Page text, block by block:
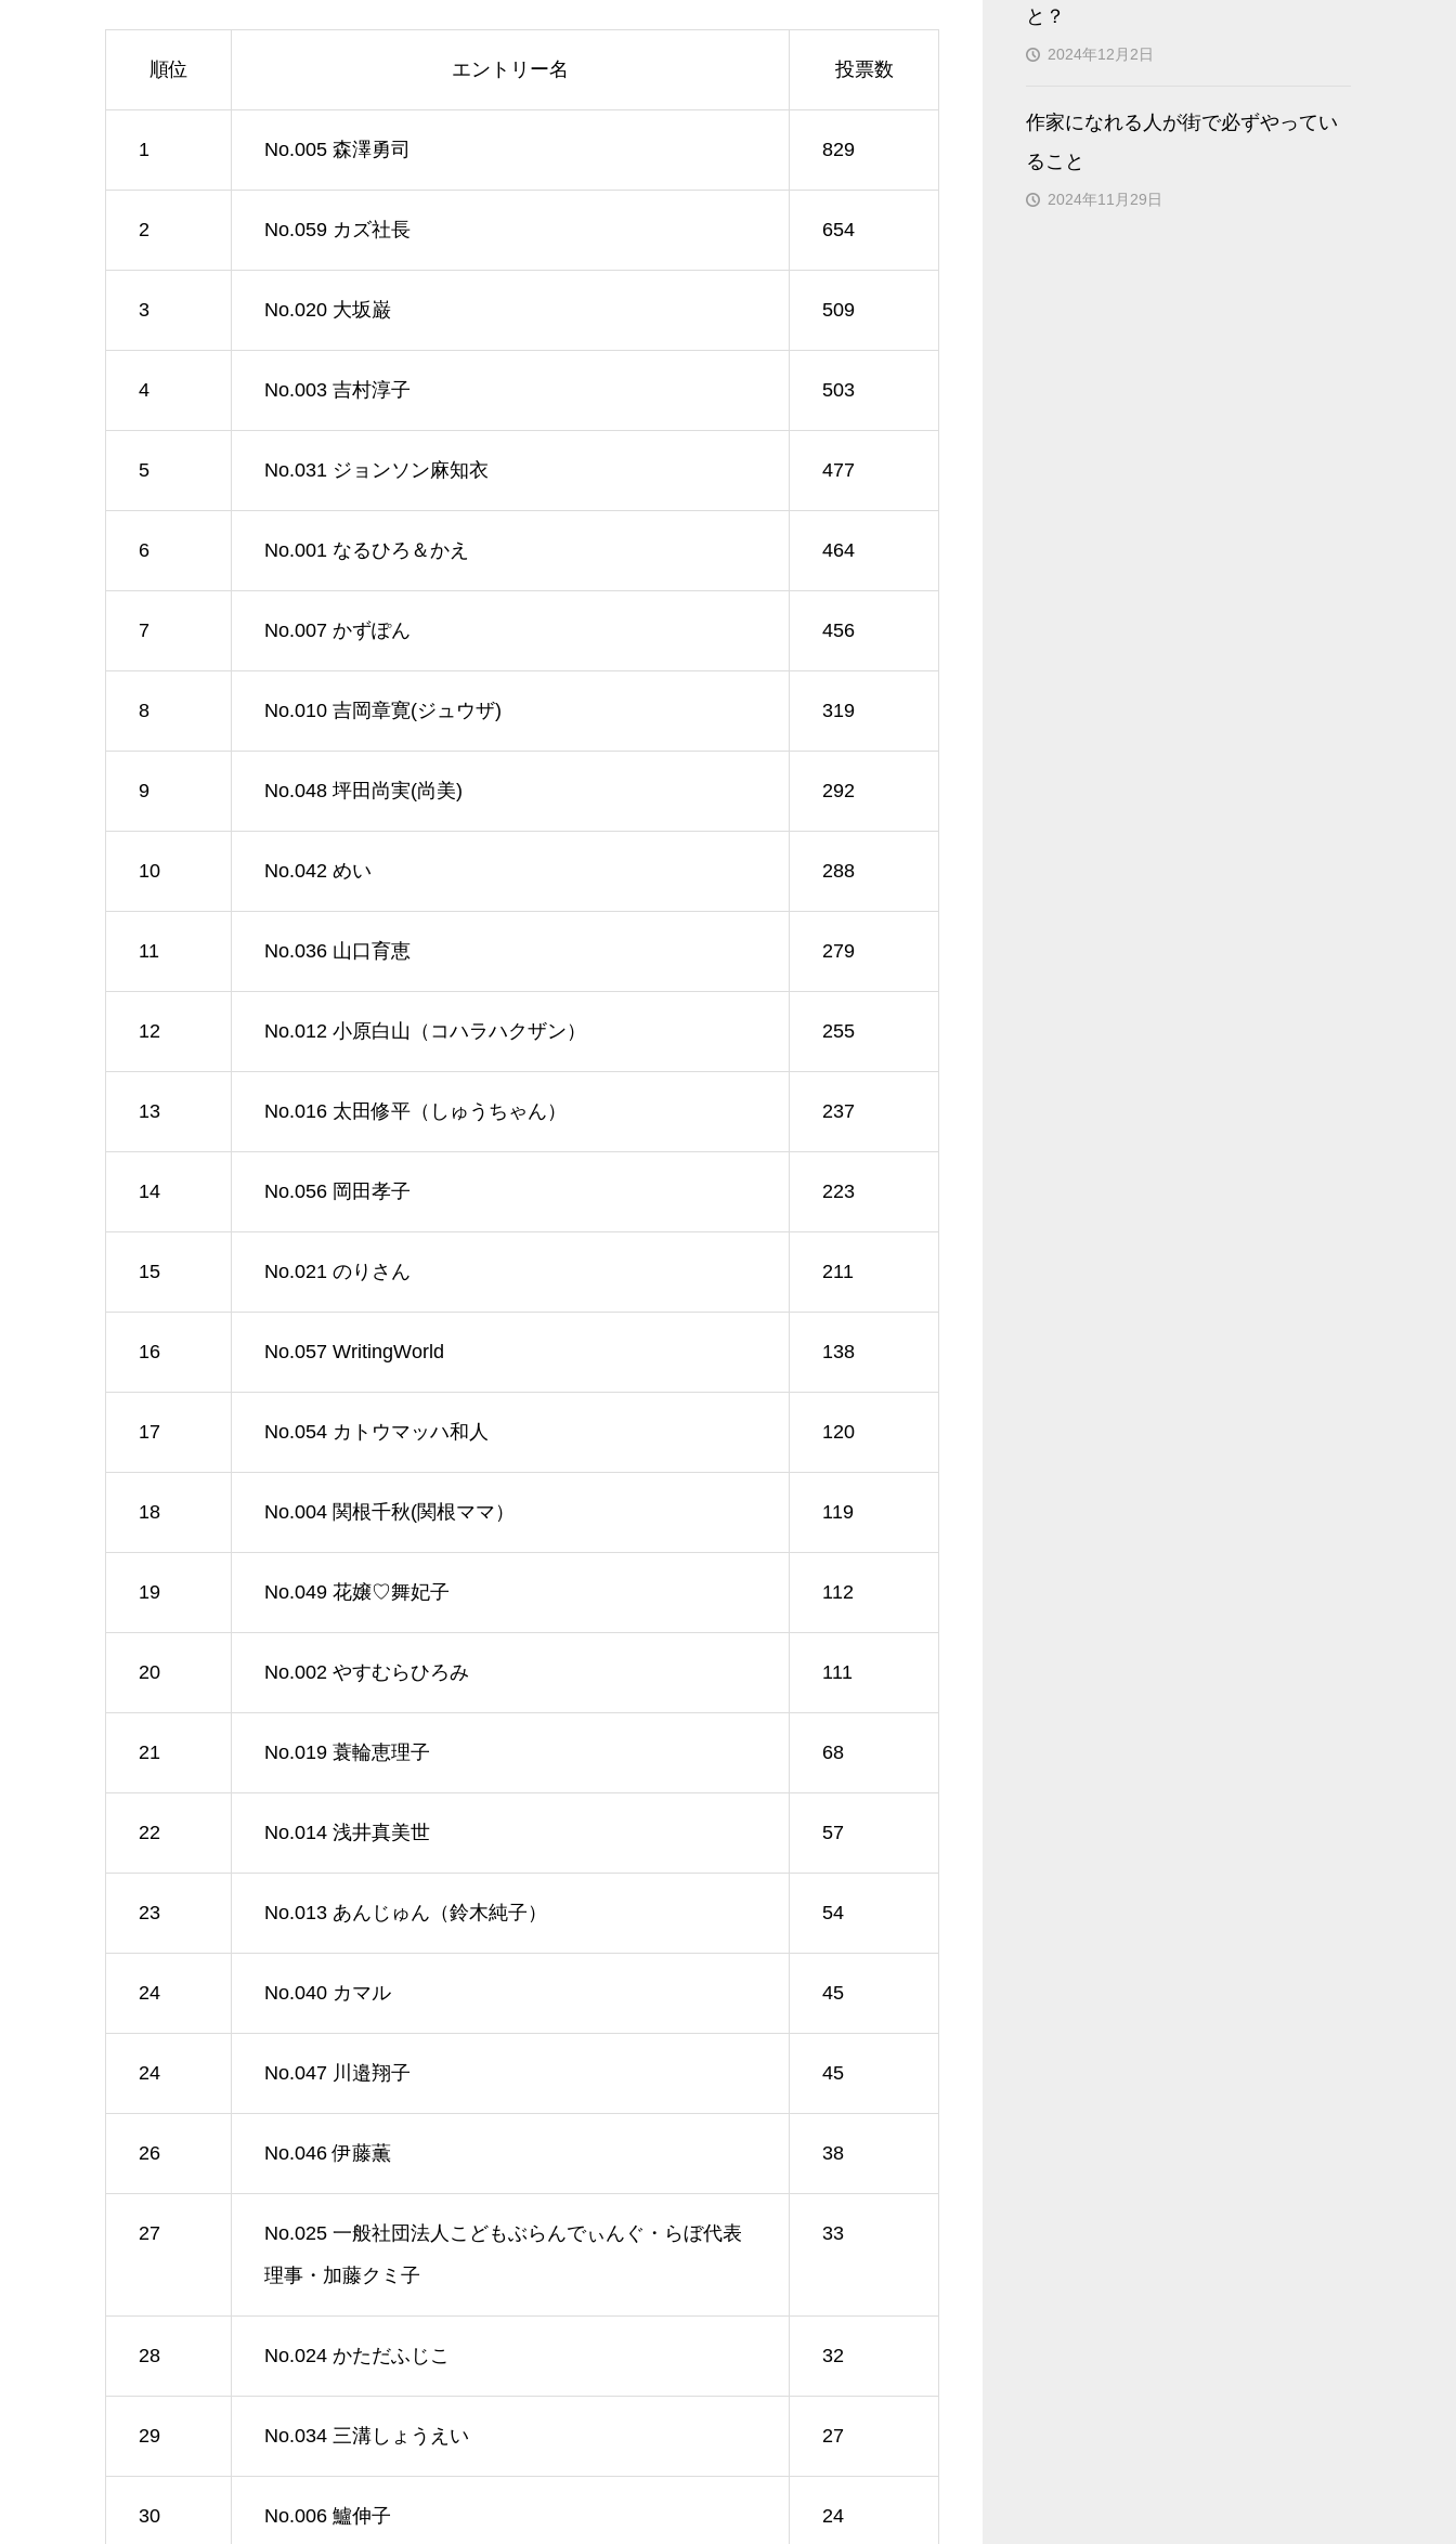
順位 エントリー名 投票数
1 No.005 森澤勇司 829
2 No.059 カズ社長 654
3 No.020 大坂巌 509
4 No.003 吉村淳子 503
5 No.031 ジョンソン麻知衣 477
6 No.001 なるひろ＆かえ 464
7 No.007 かずぽん 456
8 No.010 吉岡章寛(ジュウザ) 319
9 No.048 坪田尚実(尚美) 292
10 No.042 めい 288
11 No.036 山口育恵 279
12 No.012 小原白山（コハラハクザン） 255
13 No.016 太田修平（しゅうちゃん） 237
14 No.056 岡田孝子 223
15 No.021 のりさん 211
16 No.057 WritingWorld 138
17 No.054 カトウマッハ和人 120
18 No.004 関根千秋(関根ママ） 119
19 No.049 花嬢♡舞妃子 112
20 No.002 やすむらひろみ 111
21 No.019 蓑輪恵理子 68
22 No.014 浅井真美世 57
23 No.013 あんじゅん（鈴木純子） 54
24 No.040 カマル 45
24 No.047 川邉翔子 45
26 No.046 伊藤薫 38
27
No.025 一般社団法人こどもぶらんでぃんぐ・らぼ代表
理事・加藤クミ子
33
28 No.024 かただふじこ 32
29 No.034 三溝しょうえい 27
30 No.006 鱸伸子 24
と？
2024年12月2日
作家になれる人が街で必ずやってい
ること
2024年11月29日